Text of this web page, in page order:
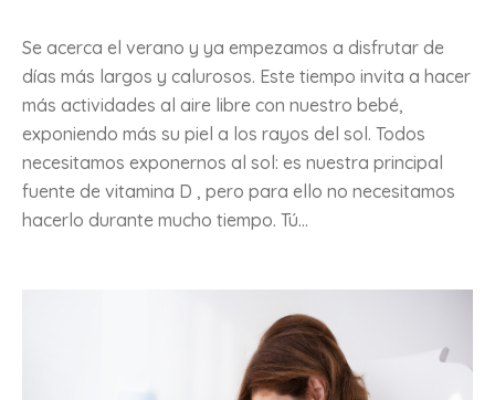
Se acerca el verano y ya empezamos a disfrutar de
días más largos y calurosos. Este tiempo invita a hacer
más actividades al aire libre con nuestro bebé,
exponiendo más su piel a los rayos del sol. Todos
necesitamos exponernos al sol: es nuestra principal
fuente de vitamina D , pero para ello no necesitamos
hacerlo durante mucho tiempo. Tú...